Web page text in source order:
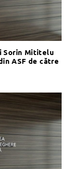
Sorin Mititelu
ASF de către